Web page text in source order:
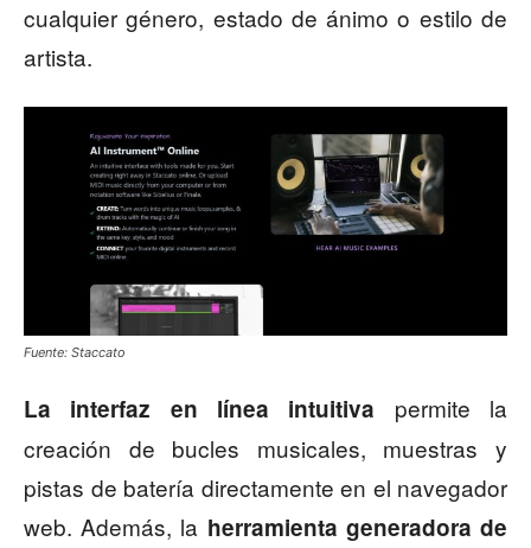
cualquier género, estado de ánimo o estilo de
artista.
Fuente: Staccato
La interfaz en línea intuitiva permite la
creación de bucles musicales, muestras y
pistas de batería directamente en el navegador
web. Además, la herramienta generadora de